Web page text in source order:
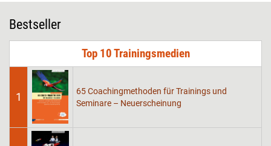
Bestseller
Top 10 Trainingsmedien
1
65 Coachingmethoden für Trainings und
Seminare – Neuerscheinung